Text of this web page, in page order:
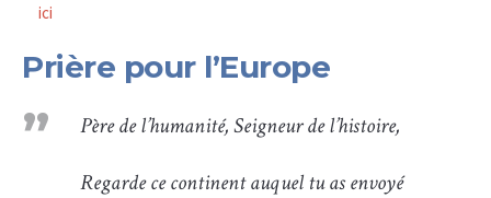
ici
Prière pour l’Europe
Père de l’humanité, Seigneur de l’histoire,
Regarde ce continent auquel tu as envoyé